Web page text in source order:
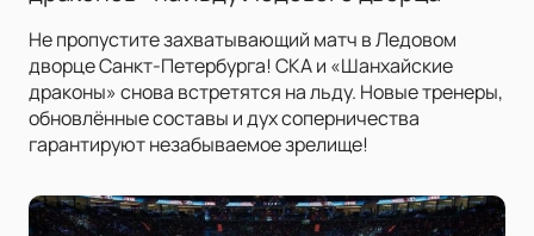
Не пропустите захватывающий матч в Ледовом
дворце Санкт-Петербурга! СКА и «Шанхайские
драконы» снова встретятся на льду. Новые тренеры,
обновлённые составы и дух соперничества
гарантируют незабываемое зрелище!